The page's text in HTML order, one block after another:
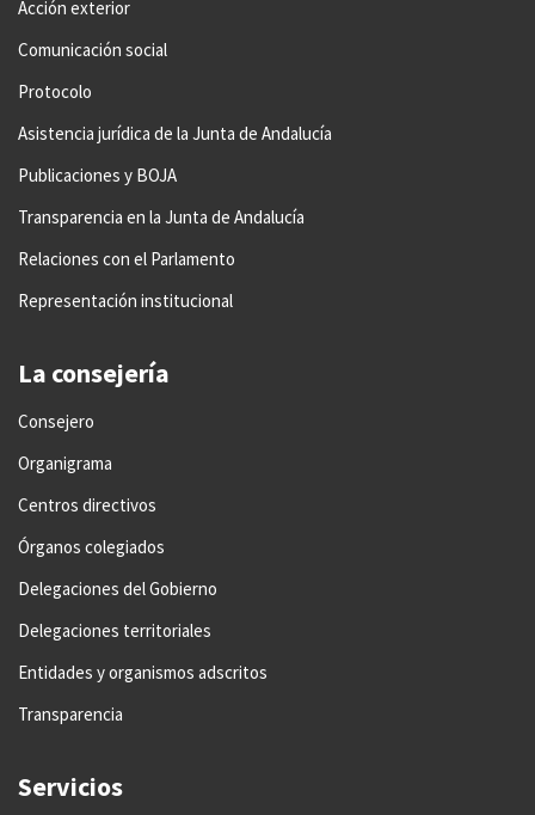
Acción exterior
Comunicación social
Protocolo
Asistencia jurídica de la Junta de Andalucía
Publicaciones y BOJA
Transparencia en la Junta de Andalucía
Relaciones con el Parlamento
Representación institucional
La consejería
Consejero
Organigrama
Centros directivos
Órganos colegiados
Delegaciones del Gobierno
Delegaciones territoriales
Entidades y organismos adscritos
Transparencia
Servicios